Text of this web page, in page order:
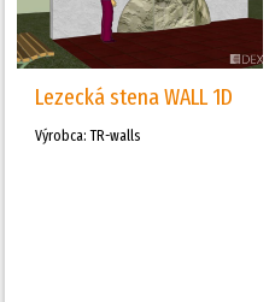
Lezecká stena WALL 1D
Výrobca: TR-walls